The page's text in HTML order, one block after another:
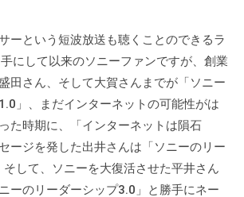
ーという短波放送も聴くことのできるラ
にして以来のソニーファンですが、創業
田さん、そして大賀さんまでが「ソニー
」、まだインターネットの可能性がは
た時期に、「インターネットは隕石
ージを発した出井さんは「ソニーのリー
して、ソニーを大復活させた平井さん
ーのリーダーシップ3.0」と勝手にネー